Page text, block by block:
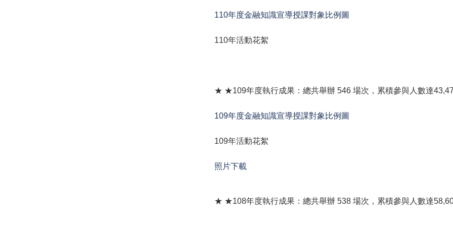
110年度金融知識宣導授課對象比例圖
110年活動花絮
★ ★109年度執行成果：總共舉辦 546 場次，累積參與人數達
109年度金融知識宣導授課對象比例圖
109年活動花絮
照片下載
★ ★108年度執行成果：總共舉辦 538 場次，累積參與人數達